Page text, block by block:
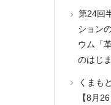
第24回
ション
ウム「
のはじ
くまも
【8月